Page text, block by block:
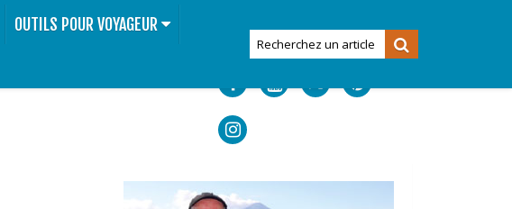
OUTILS POUR VOYAGEUR